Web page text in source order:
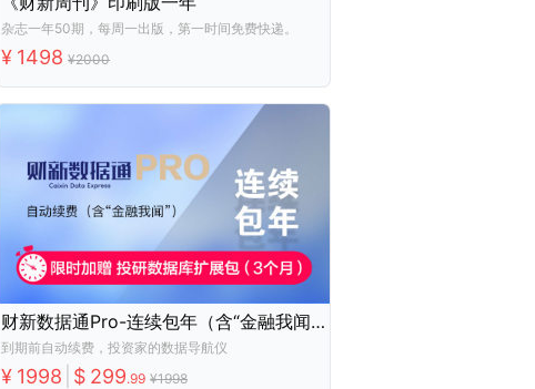
杂志一年50期，每周一出版，第一时间免费快递。
¥ 1498 ¥2000
财新数据通Pro-连续包年（含“金融我闻”）
到期前自动续费，投资家的数据导航仪
¥ 1998 $ 299.99 ¥1998